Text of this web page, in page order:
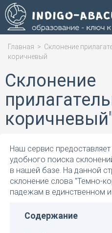
Главная > Склонение
коричневый
Склонение
Наш сервис
удобного поиска
в нашей базе. На данной
склонение слова "Темно-
падежам в единственном
Содержание